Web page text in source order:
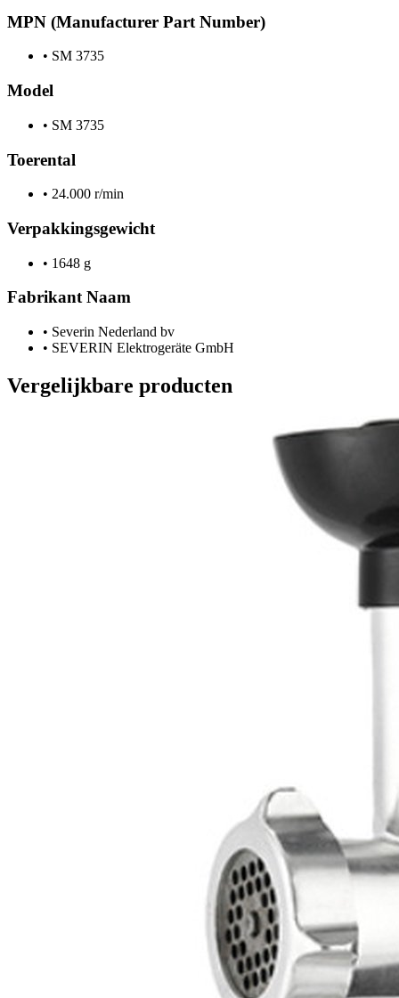
MPN (Manufacturer Part Number)
• SM 3735
Model
• SM 3735
Toerental
• 24.000 r/min
Verpakkingsgewicht
• 1648 g
Fabrikant Naam
• Severin Nederland bv
• SEVERIN Elektrogeräte GmbH
Vergelijkbare producten